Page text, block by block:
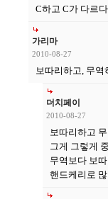
C하고 C가 다르
가리마
2010-08-27
보따리하고, 무역
더치페이
2010-08-27
보따리하고
그게 그렇게
무역보다 보
핸드케리로